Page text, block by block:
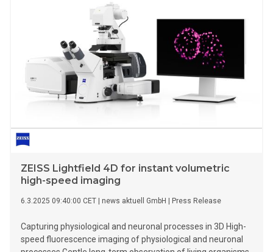
ZEISS Lightfield 4D for instant volumetric
high-speed imaging
6.3.2025 09:40:00 CET news aktuell GmbH Press Release
Capturing physiological and neuronal processes in 3D High-
speed fluorescence imaging of physiological and neuronal